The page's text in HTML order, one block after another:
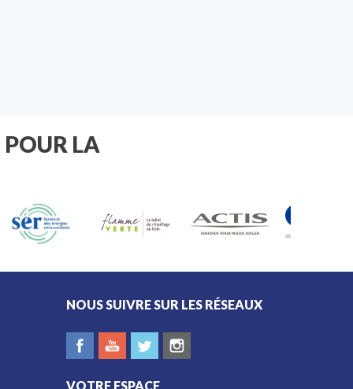
LA
NOUS SUIVRE SUR LES RÉSEAUX
VOTRE ESPACE